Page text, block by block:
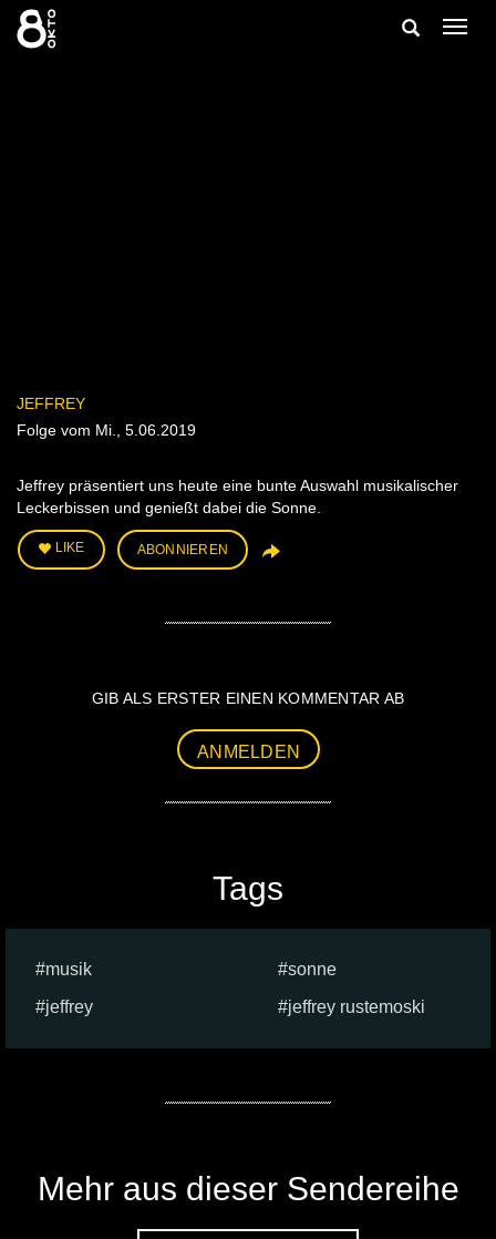
Zum
Inhalt
springen
Suche
JEFFREY
Folge vom Mi., 5.06.2019
Jeffrey präsentiert uns heute eine bunte Auswahl musikalischer
Leckerbissen und genießt dabei die Sonne.
LIKE ABONNIEREN
GIB ALS ERSTER EINEN KOMMENTAR AB
ANMELDEN
Tags
musik
sonne
jeffrey
jeffrey rustemoski
Mehr aus dieser Sendereihe